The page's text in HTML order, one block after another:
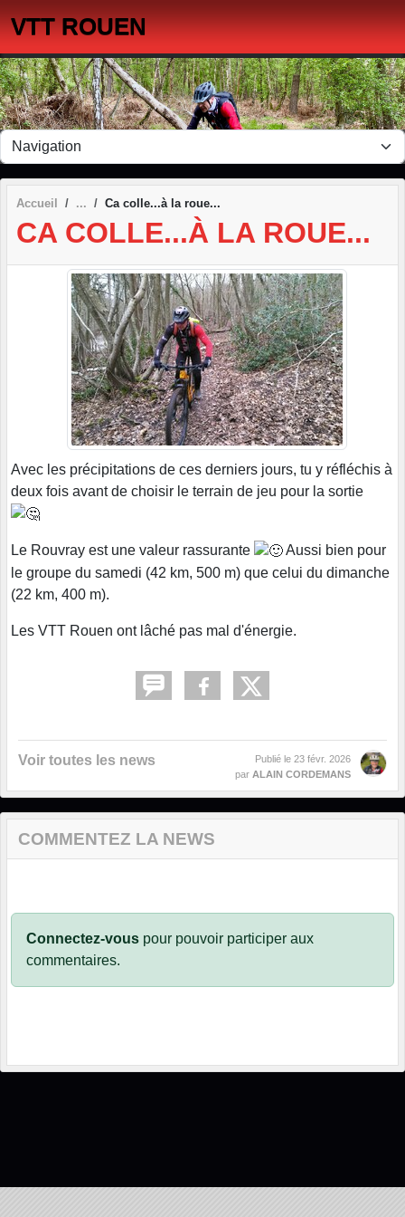
VTT ROUEN
Accueil Ca colle...à la roue...
CA COLLE...À LA ROUE...
Avec les précipitations de ces derniers jours, tu y réfléchis à
deux fois avant de choisir le terrain de jeu pour la sortie
Le Rouvray est une valeur rassurante
Aussi bien pour
le groupe du samedi (42 km, 500 m) que celui du dimanche
(22 km, 400 m).
Les VTT Rouen ont lâché pas mal d'énergie.
Voir toutes les news Publié le 23 févr. 2026
par ALAIN CORDEMANS
COMMENTEZ LA NEWS
Connectez-vous pour pouvoir participer aux
commentaires.